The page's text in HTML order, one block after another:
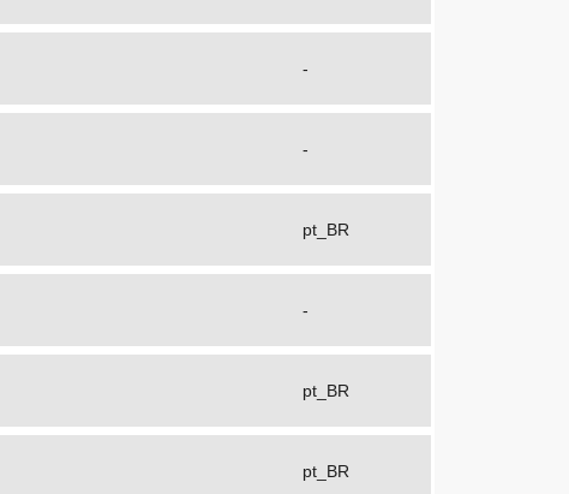
-
-
pt_BR
-
pt_BR
pt_BR